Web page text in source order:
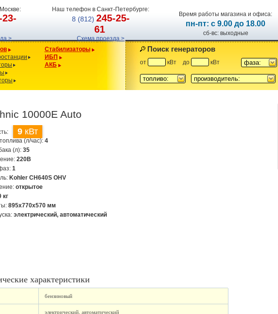
23-
>
Наш телефон в Санкт-Петербурге:
8 (812) 245-25-
61
Схема проезда >
Время работы магазина и офиса:
пн-пт: с 9.00 до 18.00
сб-вс: выходные
Стабилизаторы
ИБП
АКБ
Поиск генераторов
от кВт до кВт фаза:
топливо: производитель:
10000E Auto
9 кВт
(л/час):4
(л):35
220В
1
Kohler CH640S OHV
открытое
кг
895x770x570 мм
электрический, автоматический
характеристики
бензиновый
электрический, автоматический